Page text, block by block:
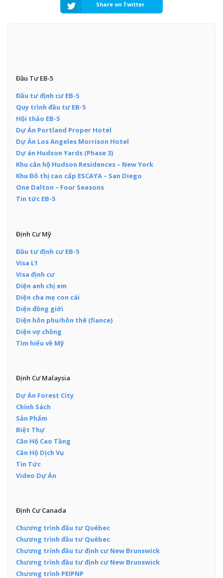
Share on Twitter
Đầu Tư EB-5
Đầu tư định cư EB-5
Quy trình đầu tư EB-5
Hội thảo EB-5
Dự Án Portland Proper Hotel
Dự Án Los Angeles Morrison Hotel
Dự án Hudson Yards (Phase 3)
Khu căn hộ Hudson Residences – New York
Khu Đô thị cao cấp ESCAYA – San Diego
One Dalton – Four Seasons
Tin tức EB-5
Định Cư Mỹ
Đầu tư định cư EB-5
Visa L1
Visa định cư
Diện anh chị em
Diện cha mẹ con cái
Diện đồng giới
Diện hôn phu/hôn thê (fiance)
Diện vợ chồng
Tìm hiểu về Mỹ
Định Cư Malaysia
Dự Án Forest City
Chính Sách
Sản Phẩm
Biệt Thự
Căn Hộ Cao Tầng
Căn Hộ Dịch Vụ
Tin Tức
Video Dự Án
Định Cư Canada
Chương trình đầu tư Québec
Chương trình đầu tư Québec
Chương trình đầu tư định cư New Brunswick
Chương trình đầu tư định cư New Brunswick
Chương trình PEIPNP